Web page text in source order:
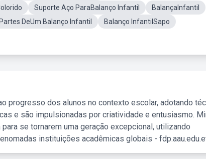
Suporte Aço ParaBalanço Infantil
BalançaInfantil
Partes DeUm Balanço Infantil
Balanço InfantilSapo
progresso dos alunos no contexto escolar, adotando
e são impulsionadas por criatividade e entusiasmo.
se tornarem uma geração excepcional, utilizando
instituições acadêmicas globais -